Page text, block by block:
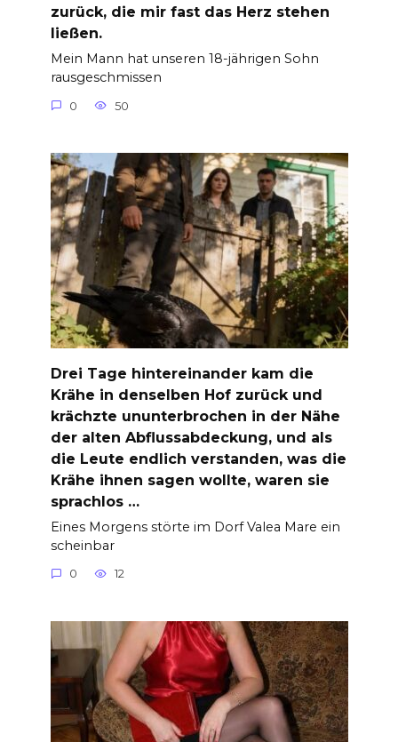
zurück, die mir fast das Herz stehen
ließen.
Mein Mann hat unseren 18-jährigen Sohn
rausgeschmissen
0 50
Drei Tage hintereinander kam die
Krähe in denselben Hof zurück und
krächzte ununterbrochen in der Nähe
der alten Abflussabdeckung, und als
die Leute endlich verstanden, was die
Krähe ihnen sagen wollte, waren sie
sprachlos …
Eines Morgens störte im Dorf Valea Mare ein
scheinbar
0 12